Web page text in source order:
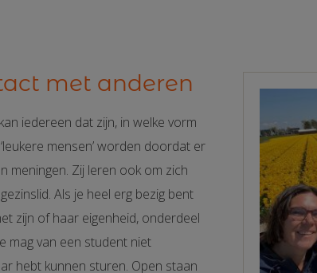
met anderen
iedereen dat zijn, in welke vorm
mensen’ worden doordat er
meningen. Zij leren ook om zich
Als je heel erg bezig bent
zijn of haar eigenheid, onderdeel
mag van een student niet
hebt kunnen sturen. Open staan